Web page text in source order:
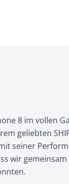
8 im vollen
geliebten
seiner
wir